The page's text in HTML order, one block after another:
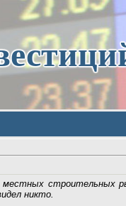
строительных
никто.